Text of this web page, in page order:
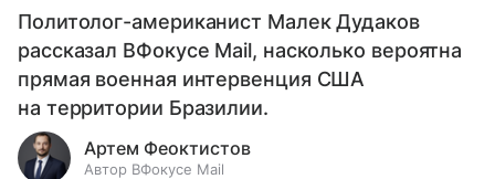
Политолог-американист Малек Дудаков
рассказал ВФокусе Mail, насколько вероятна
прямая военная интервенция США
на территории Бразилии.
Артем Феоктистов
Автор ВФокусе Mail